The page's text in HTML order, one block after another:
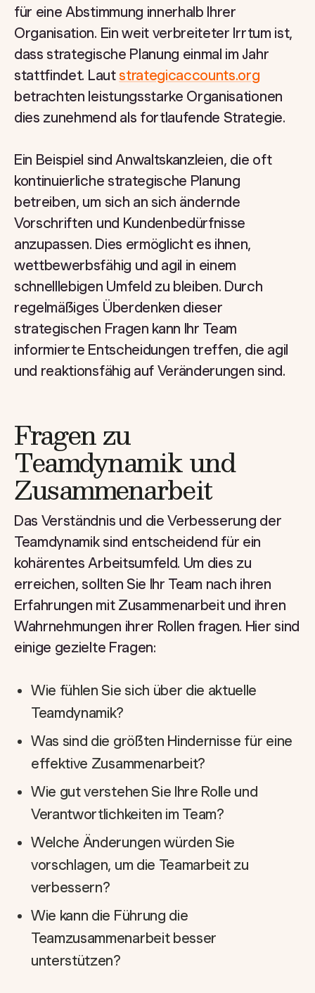
für eine Abstimmung innerhalb Ihrer
Organisation. Ein weit verbreiteter Irrtum ist,
dass strategische Planung einmal im Jahr
stattfindet. Laut strategicaccounts.org
betrachten leistungsstarke Organisationen
dies zunehmend als fortlaufende Strategie.
Ein Beispiel sind Anwaltskanzleien, die oft
kontinuierliche strategische Planung
betreiben, um sich an sich ändernde
Vorschriften und Kundenbedürfnisse
anzupassen. Dies ermöglicht es ihnen,
wettbewerbsfähig und agil in einem
schnelllebigen Umfeld zu bleiben. Durch
regelmäßiges Überdenken dieser
strategischen Fragen kann Ihr Team
informierte Entscheidungen treffen, die agil
und reaktionsfähig auf Veränderungen sind.
Fragen zu
Teamdynamik und
Zusammenarbeit
Das Verständnis und die Verbesserung der
Teamdynamik sind entscheidend für ein
kohärentes Arbeitsumfeld. Um dies zu
erreichen, sollten Sie Ihr Team nach ihren
Erfahrungen mit Zusammenarbeit und ihren
Wahrnehmungen ihrer Rollen fragen. Hier sind
einige gezielte Fragen:
Wie fühlen Sie sich über die aktuelle
Teamdynamik?
Was sind die größten Hindernisse für eine
effektive Zusammenarbeit?
Wie gut verstehen Sie Ihre Rolle und
Verantwortlichkeiten im Team?
Welche Änderungen würden Sie
vorschlagen, um die Teamarbeit zu
verbessern?
Wie kann die Führung die
Teamzusammenarbeit besser
unterstützen?